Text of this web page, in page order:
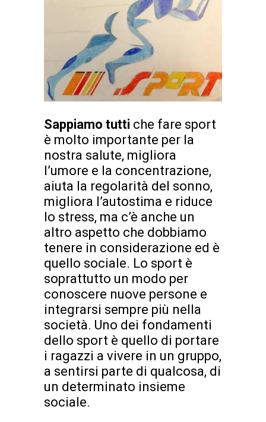
Sappiamo tutti che fare sport
è molto importante per la
nostra salute, migliora
l’umore e la concentrazione,
aiuta la regolarità del sonno,
migliora l’autostima e riduce
lo stress, ma c’è anche un
altro aspetto che dobbiamo
tenere in considerazione ed è
quello sociale. Lo sport è
soprattutto un modo per
conoscere nuove persone e
integrarsi sempre più nella
società. Uno dei fondamenti
dello sport è quello di portare
i ragazzi a vivere in un gruppo,
a sentirsi parte di qualcosa, di
un determinato insieme
sociale.